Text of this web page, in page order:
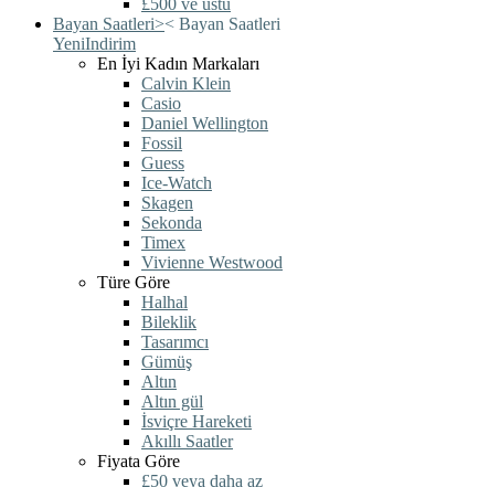
£500 ve üstü
Bayan Saatleri>< Bayan Saatleri
YeniIndirim
En İyi Kadın Markaları
Calvin Klein
Casio
Daniel Wellington
Fossil
Guess
Ice-Watch
Skagen
Sekonda
Timex
Vivienne Westwood
Türe Göre
Halhal
Bileklik
Tasarımcı
Gümüş
Altın
Altın gül
İsviçre Hareketi
Akıllı Saatler
Fiyata Göre
£50 veya daha az